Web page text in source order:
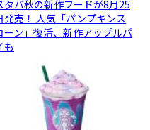
タバ秋の新作フードが8月25
発売！ 人気「パンプキンス
ーン」復活、新作アップルパ
も